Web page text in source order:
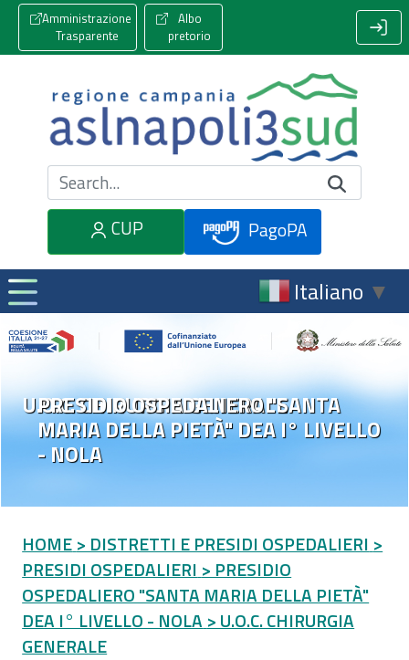
Amministrazione
Trasparente
Albo
pretorio
Cerca nel sito
CUP
PagoPA
Italiano ▼
U.O.C. CHIRURGIA GENERALE
PRESIDIO OSPEDALIERO "SANTA
MARIA DELLA PIETÀ" DEA I° LIVELLO
- NOLA
HOME > DISTRETTI E PRESIDI OSPEDALIERI >
PRESIDI OSPEDALIERI > PRESIDIO
OSPEDALIERO "SANTA MARIA DELLA PIETÀ"
DEA I° LIVELLO - NOLA > U.O.C. CHIRURGIA
GENERALE